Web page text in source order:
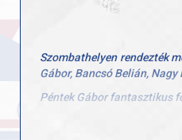
Szombathelyen rendezték
Gábor, Bancsó Belián,
Péntek Gábor fantasztikus